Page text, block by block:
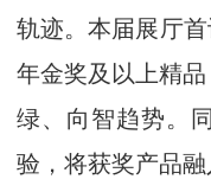
轨迹。本届展厅
年金奖及以上精
绿、向智趋势。
验，将获奖产品融